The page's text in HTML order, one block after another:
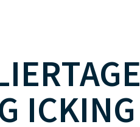
ICKING